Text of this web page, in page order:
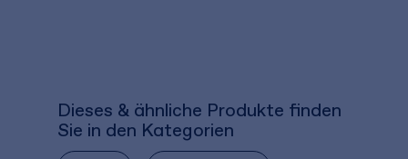
Dieses & ähnliche Produkte finden
Sie in den Kategorien